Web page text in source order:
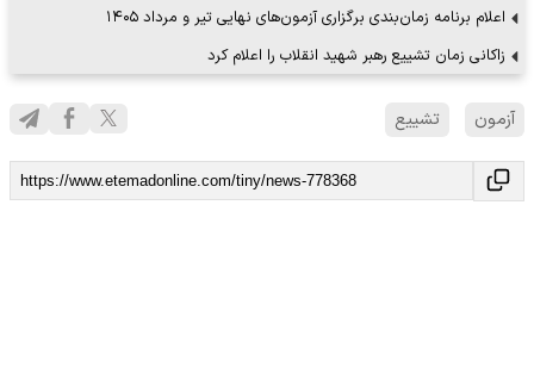
اعلام برنامه زمان‌بندی برگزاری آزمون‌های نهایی تیر و مرداد ۱۴۰۵
زاکانی زمان تشییع رهبر شهید انقلاب را اعلام کرد
آزمون تشییع